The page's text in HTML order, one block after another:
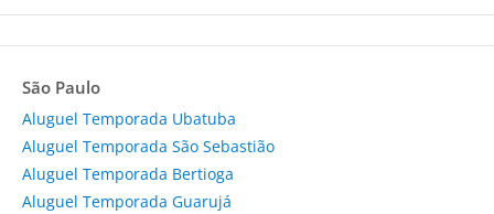
São Paulo
Aluguel Temporada Ubatuba
Aluguel Temporada São Sebastião
Aluguel Temporada Bertioga
Aluguel Temporada Guarujá